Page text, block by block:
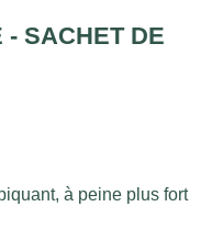
- SACHET DE
à peine plus fort